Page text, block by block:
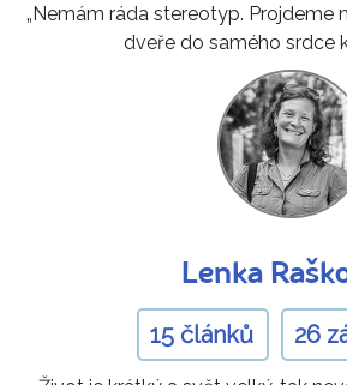
„Nemám ráda stereotyp. Projdeme
dveře do samého srdce
Lenka
15 článků 26